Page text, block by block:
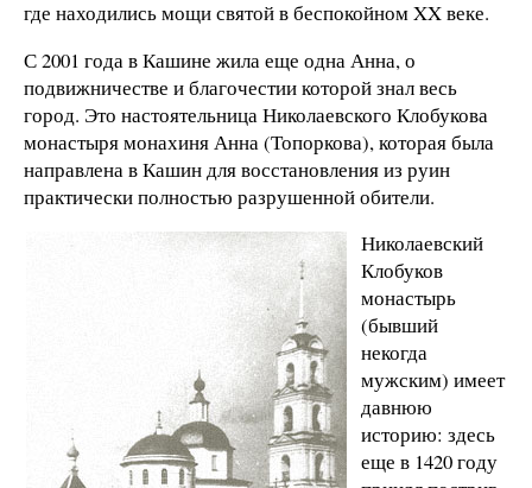
где находились мощи святой в беспокойном XX веке.
С 2001 года в Кашине жила еще одна Анна, о
подвижничестве и благочестии которой знал весь
город. Это настоятельница Николаевского Клобукова
монастыря монахиня Анна (Топоркова), которая была
направлена в Кашин для восстановления из руин
практически полностью разрушенной обители.
Николаевский
Клобуков
монастырь
(бывший
некогда
мужским) имеет
давнюю
историю: здесь
еще в 1420 году